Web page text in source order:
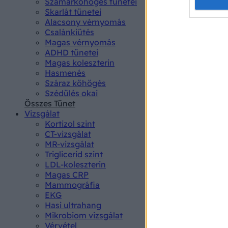
Skarlát tünetei
Alacsony vérnyomás
Csalánkiütés
Magas vérnyomás
ADHD tünetei
Magas koleszterin
Hasmenés
Száraz köhögés
Szédülés okai
Összes Tünet
Vizsgálat
Kortizol szint
CT-vizsgálat
MR-vizsgálat
Triglicerid szint
LDL-koleszterin
Magas CRP
Mammográfia
EKG
Hasi ultrahang
Mikrobiom vizsgálat
Vérvétel